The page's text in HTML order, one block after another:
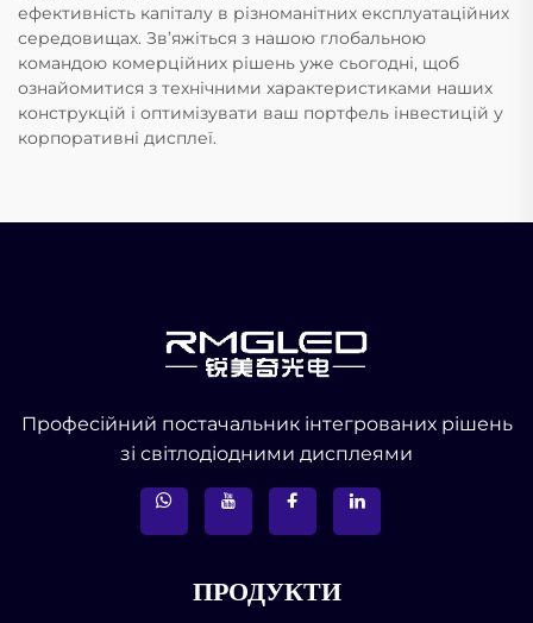
ефективність капіталу в різноманітних експлуатаційних
середовищах. Зв’яжіться з нашою глобальною
командою комерційних рішень уже сьогодні, щоб
ознайомитися з технічними характеристиками наших
конструкцій і оптимізувати ваш портфель інвестицій у
корпоративні дисплеї.
Професійний постачальник інтегрованих рішень
зі світлодіодними дисплеями
ПРОДУКТИ